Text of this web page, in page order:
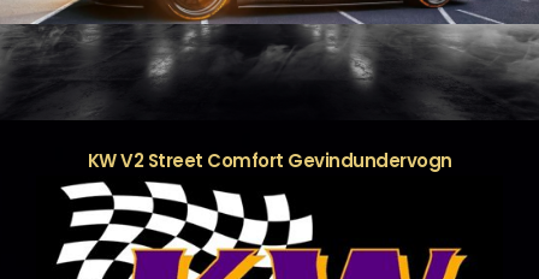
KW V2 Street Comfort Gevindundervogn